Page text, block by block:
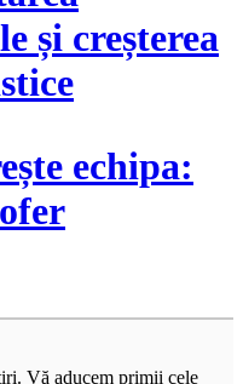
și creșterea
echipa:
Vă aducem primii cele